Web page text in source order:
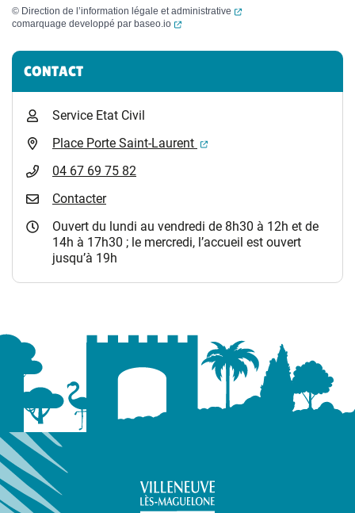
© Direction de l’information légale et administrative
(ouverture dans un
comarquage developpé par baseo.io (ouverture dans un nouvel onglet)
Informations complémentaires
CONTACT
Service Etat Civil
Place Porte Saint-Laurent
(ouverture dans un
04 67 69 75 82
Contacter
Ouvert du lundi au vendredi de 8h30 à 12h et de
14h à 17h30 ; le mercredi, l’accueil est ouvert
jusqu’à 19h